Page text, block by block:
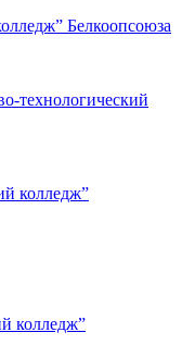
Белкоопсоюза
технологический
колледж”
колледж”